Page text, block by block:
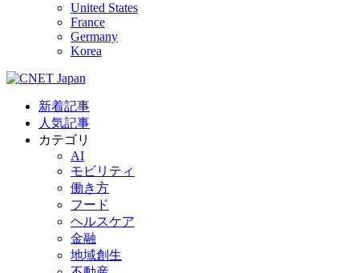
United States
France
Germany
Korea
新着記事
人気記事
カテゴリ
AI
モビリティ
働き方
フード
ヘルスケア
金融
地域創生